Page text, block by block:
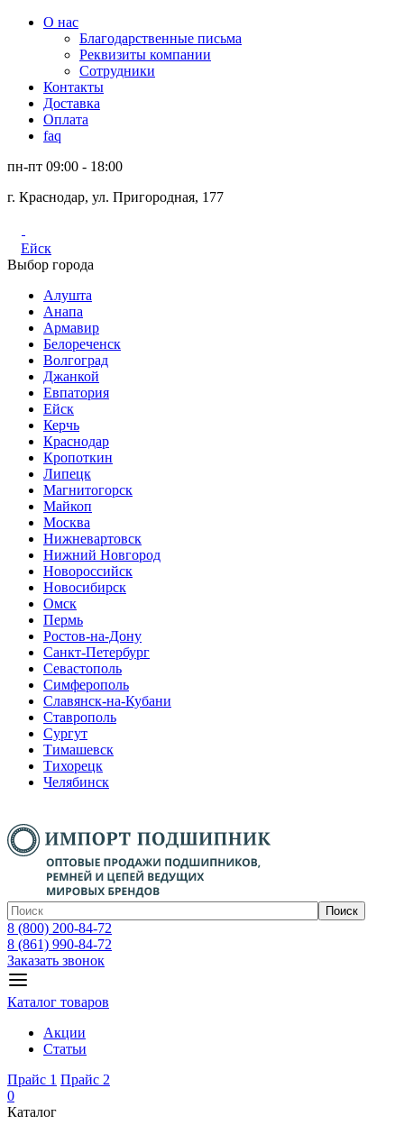
О нас
Благодарственные письма
Реквизиты компании
Сотрудники
Контакты
Доставка
Оплата
faq
пн-пт 09:00 - 18:00
г. Краснодар, ул. Пригородная, 177
Ейск
Выбор города
Алушта
Анапа
Армавир
Белореченск
Волгоград
Джанкой
Евпатория
Ейск
Керчь
Краснодар
Кропоткин
Липецк
Магнитогорск
Майкоп
Москва
Нижневартовск
Нижний Новгород
Новороссийск
Новосибирск
Омск
Пермь
Ростов-на-Дону
Санкт-Петербург
Севастополь
Симферополь
Славянск-на-Кубани
Ставрополь
Сургут
Тимашевск
Тихорецк
Челябинск
Поиск
8 (800) 200-84-72
8 (861) 990-84-72
Заказать звонок
Каталог товаров
Акции
Статьи
Прайс 1 Прайс 2
0
Каталог